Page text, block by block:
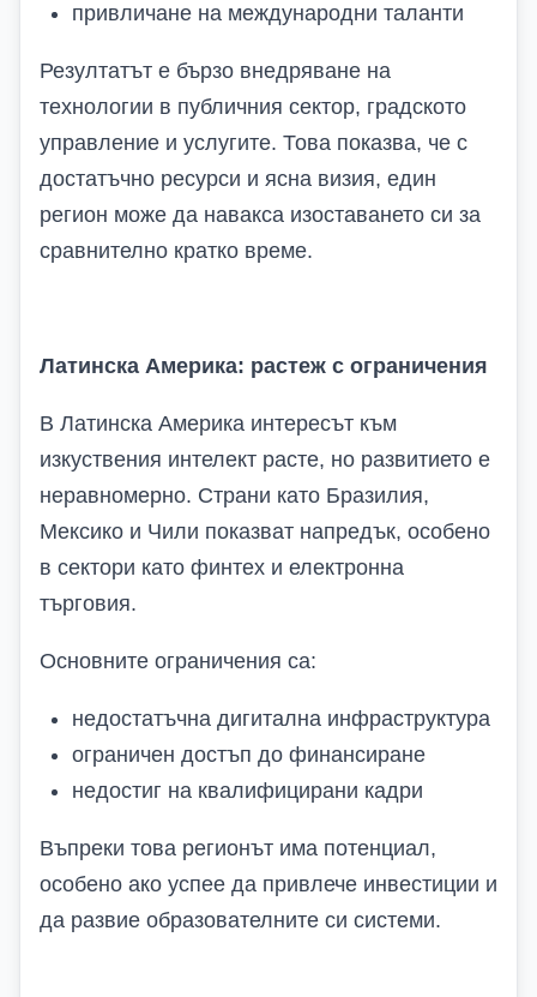
привличане на международни таланти
Резултатът е бързо внедряване на
технологии в публичния сектор, градското
управление и услугите. Това показва, че с
достатъчно ресурси и ясна визия, един
регион може да навакса изоставането си за
сравнително кратко време.
Латинска Америка: растеж с ограничения
В Латинска Америка интересът към
изкуствения интелект расте, но развитието е
неравномерно. Страни като Бразилия,
Мексико и Чили показват напредък, особено
в сектори като финтех и електронна
търговия.
Основните ограничения са:
недостатъчна дигитална инфраструктура
ограничен достъп до финансиране
недостиг на квалифицирани кадри
Въпреки това регионът има потенциал,
особено ако успее да привлече инвестиции и
да развие образователните си системи.